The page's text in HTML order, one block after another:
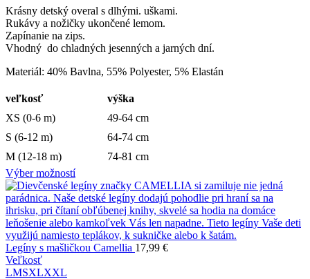
Krásny detský overal s dlhými. uškami.
Rukávy a nožičky ukončené lemom.
Zapínanie na zips.
Vhodný do chladných jesenných a jarných dní.
Materiál: 40% Bavlna, 55% Polyester, 5% Elastán
veľkosť
výška
XS (0-6 m)
49-64 cm
S (6-12 m)
64-74 cm
M (12-18 m)
74-81 cm
Výber možností
Legíny s mašličkou Camellia 17,99 €
Veľkosť
LMSXLXXL